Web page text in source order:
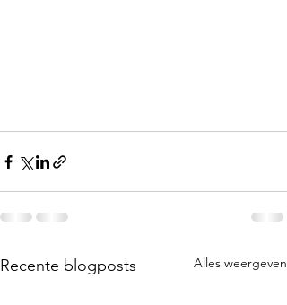
Recente blogposts Alles weergeven